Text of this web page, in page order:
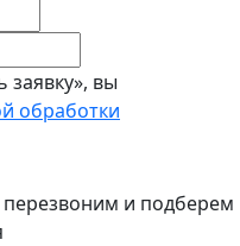
вы
обработки
и подберем